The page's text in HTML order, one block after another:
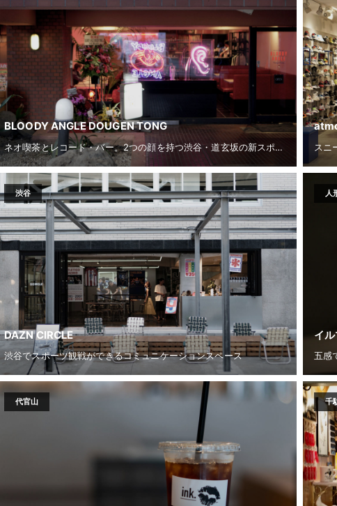
BLOODY ANGLE DOUGEN TONG
ネオ喫茶とレコード・バー。2つの顔を持つ渋谷・道玄坂の新スポット スニ
渋谷
DAZN CIRCLE
渋谷でスポーツ観戦ができるコミュニケーションスペース
人
イ
五感
代官山 千